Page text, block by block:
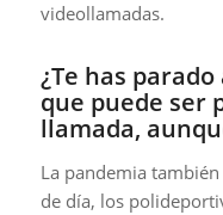
videollamadas.
¿Te has
que puede ser
llamada,
La pandemia
de día, los